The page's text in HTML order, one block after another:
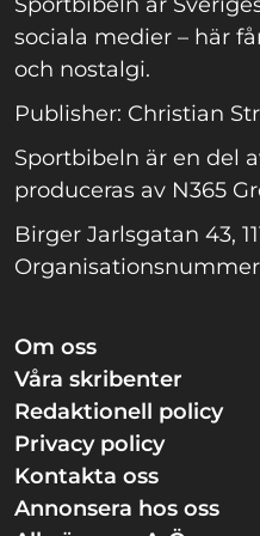
sociala medier – här
och nostalgi.
Publisher: Christian
Sportbibeln är en del
produceras av N365
Birger Jarlsgatan 43,
Organisationsnummer
Om oss
Våra skribenter
Redaktionell policy
Privacy policy
Kontakta oss
Annonsera hos oss